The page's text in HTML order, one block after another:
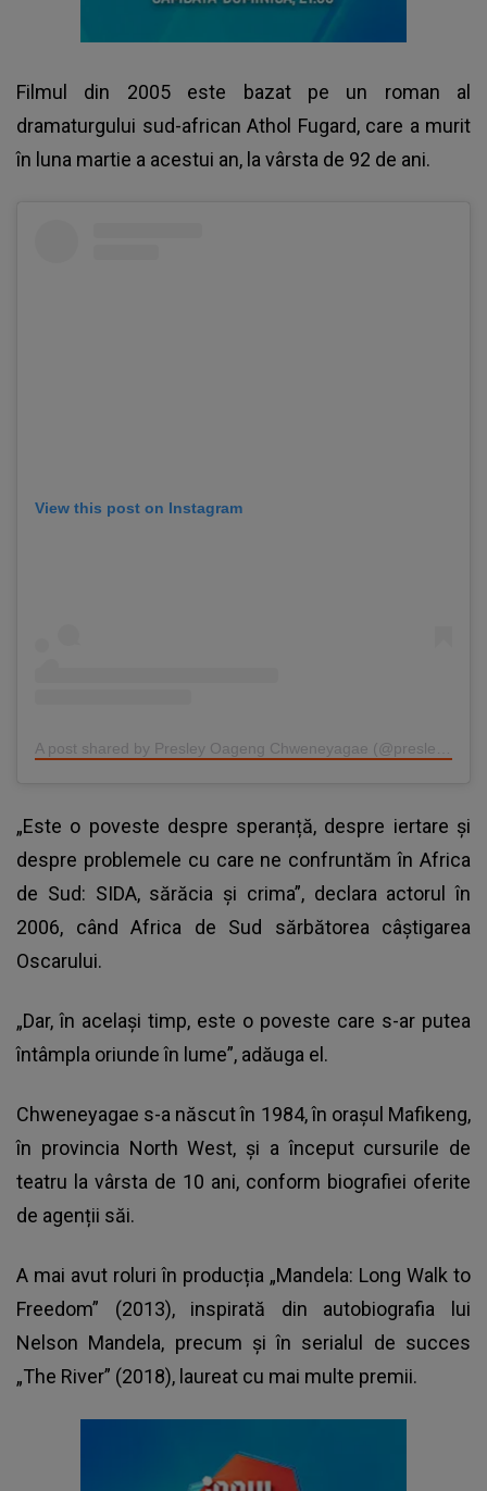
Filmul din 2005 este bazat pe un roman al
dramaturgului sud-african Athol Fugard, care a murit
în luna martie a acestui an, la vârsta de 92 de ani.
View this post on Instagram
A post shared by Presley Oageng Chweneyagae (@presleychweneyagae)
„Este o poveste despre speranță, despre iertare și
despre problemele cu care ne confruntăm în Africa
de Sud: SIDA, sărăcia și crima”, declara actorul în
2006, când Africa de Sud sărbătorea câștigarea
Oscarului.
„Dar, în același timp, este o poveste care s-ar putea
întâmpla oriunde în lume”, adăuga el.
Chweneyagae s-a născut în 1984, în orașul Mafikeng,
în provincia North West, și a început cursurile de
teatru la vârsta de 10 ani, conform biografiei oferite
de agenții săi.
A mai avut roluri în producția „Mandela: Long Walk to
Freedom” (2013), inspirată din autobiografia lui
Nelson Mandela, precum și în serialul de succes
„The River” (2018), laureat cu mai multe premii.